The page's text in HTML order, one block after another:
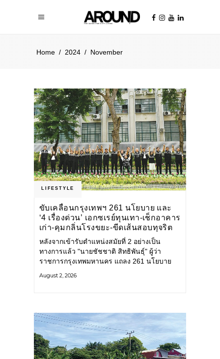
Home / 2024 / November
LIFESTYLE
ขับเคลื่อนกรุงเทพฯ 261 นโยบาย และ
‘4 เรื่องด่วน’ เอกซเรย์ทุนเทา-เช็กอาคาร
เก่า-คุมกลิ่นโรงขยะ-ขีดเส้นสอบทุจริต
หลังจากเข้ารับตำแหน่งสมัยที่ 2 อย่างเป็น
ทางการแล้ว "นายชัชชาติ สิทธิพันธุ์" ผู้ว่า
ราชการกรุงเทพมหานคร แถลง 261 นโยบาย
ยุทธศาสตร์ จัดทำตัวชี้วัด
August 2, 2026